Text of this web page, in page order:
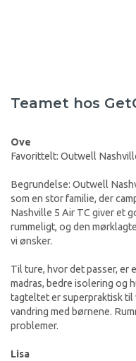
Teamet hos
Ove
Favorittelt: Outwell
Begrundelse: Outwell
som en stor familie, der
Nashville 5 Air TC giver et
rummeligt, og den
vi ønsker.
Til ture, hvor det passer,
madras, bedre isolering og
tagteltet er superpraktisk
vandring med børnene.
problemer.
Lisa